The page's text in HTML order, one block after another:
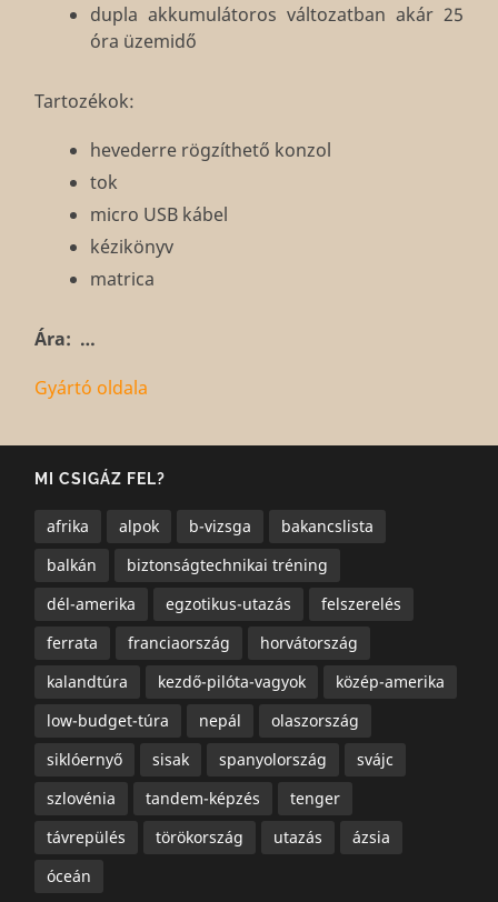
dupla akkumulátoros változatban akár 25
óra üzemidő
Tartozékok:
hevederre rögzíthető konzol
tok
micro USB kábel
kézikönyv
matrica
Ára: …
Gyártó oldala
MI CSIGÁZ FEL?
afrika alpok b-vizsga
bakancslista
balkán
biztonságtechnikai tréning
dél-amerika
egzotikus-utazás
felszerelés
ferrata
franciaország
horvátország
kalandtúra
kezdő-pilóta-vagyok
közép-amerika
low-budget-túra
nepál
olaszország
siklóernyő
sisak spanyolország
svájc
szlovénia
tandem-képzés
tenger
távrepülés
törökország utazás
ázsia
óceán